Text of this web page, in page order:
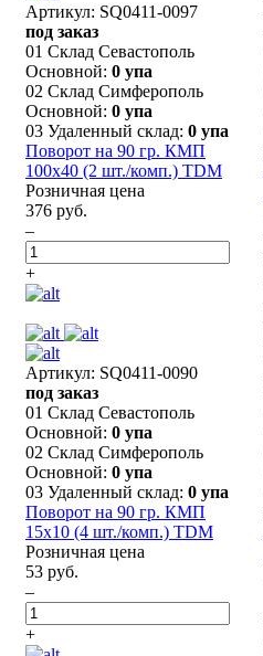
Артикул: SQ0411-0097
под заказ
01 Склад Севастополь
Основной: 0 упа
02 Склад Симферополь
Основной: 0 упа
03 Удаленный склад: 0 упа
Поворот на 90 гр. КМП
100x40 (2 шт./комп.) TDM
Розничная цена
376 руб.
–
+
Артикул: SQ0411-0090
под заказ
01 Склад Севастополь
Основной: 0 упа
02 Склад Симферополь
Основной: 0 упа
03 Удаленный склад: 0 упа
Поворот на 90 гр. КМП
15х10 (4 шт./комп.) TDM
Розничная цена
53 руб.
–
+